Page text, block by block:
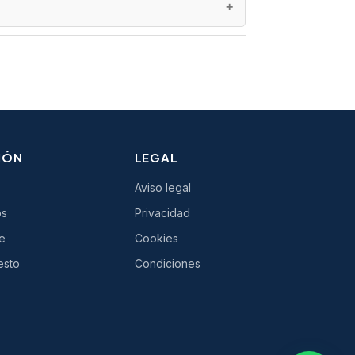
LEGAL
Aviso legal
Privacidad
Cookies
Condiciones